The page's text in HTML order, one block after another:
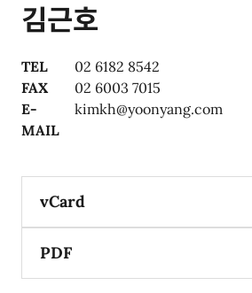
김근호
TEL
02 6182 8542
FAX
02 6003 7015
E-
MAIL
kimkh@yoonyang.com
vCard
PDF